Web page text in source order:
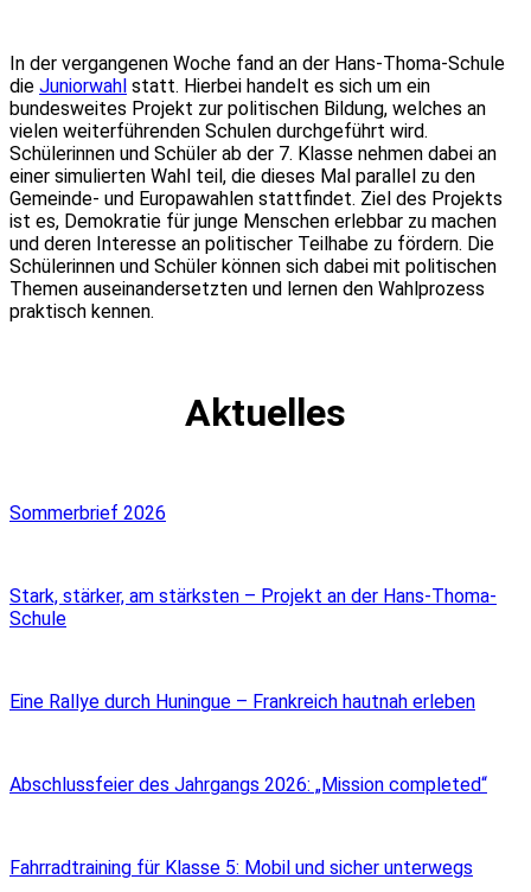
In der vergangenen Woche fand an der Hans-Thoma-Schule
die Juniorwahl statt. Hierbei handelt es sich um ein
bundesweites Projekt zur politischen Bildung, welches an
vielen weiterführenden Schulen durchgeführt wird.
Schülerinnen und Schüler ab der 7. Klasse nehmen dabei an
einer simulierten Wahl teil, die dieses Mal parallel zu den
Gemeinde- und Europawahlen stattfindet. Ziel des Projekts
ist es, Demokratie für junge Menschen erlebbar zu machen
und deren Interesse an politischer Teilhabe zu fördern. Die
Schülerinnen und Schüler können sich dabei mit politischen
Themen auseinandersetzten und lernen den Wahlprozess
praktisch kennen.
Aktuelles
Sommerbrief 2026
Stark, stärker, am stärksten – Projekt an der Hans-Thoma-
Schule
Eine Rallye durch Huningue – Frankreich hautnah erleben
Abschlussfeier des Jahrgangs 2026: „Mission completed“
Fahrradtraining für Klasse 5: Mobil und sicher unterwegs